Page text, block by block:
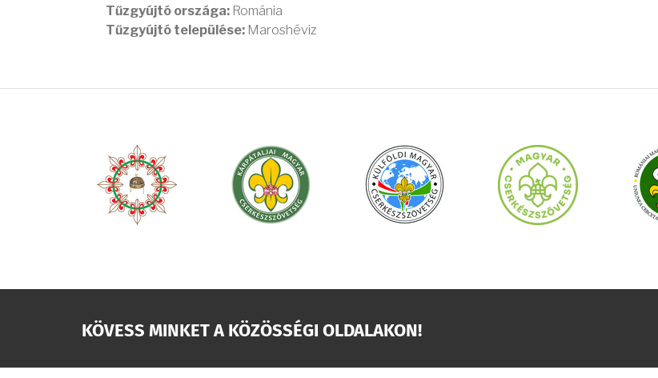
Tűzgyújtó országa: Románia
Tűzgyújtó települése: Maroshéviz
KÖVESS MINKET A KÖZÖSSÉGI OLDALAKON!